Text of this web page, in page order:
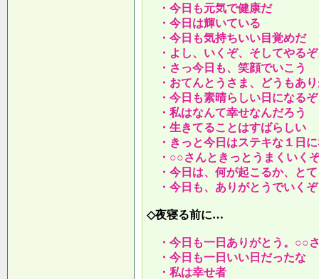
・今日も元気で健康だ
・今日は輝いている
・今日も気持ちいい目覚めだ
・よし、いくぞ、そしてやる
・さっ今日も、笑顔でいこう
・おてんとうさま、どうもあ
・今日も素晴らしい日になるぞ
・私はなんて幸せなんだろう
・生きてることはすばらしい
・きっと今日はステキな１日
・○○さんときっとうまくいく
・今日は、何が起こるか、と
・今日も、ありがとうでいくぞ
◇夜寝る前に…
・今日も一日ありがとう。○○
・今日も一日いい日だったな
・私は幸せ者